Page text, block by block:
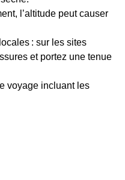
l’altitude peut causer
: sur les sites
et portez une tenue
voyage incluant les